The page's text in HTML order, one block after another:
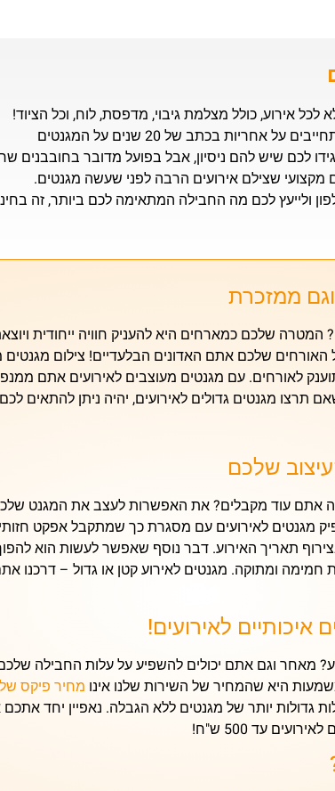
לכל אירוע, כולל מצלמת גיבוי, מדפסת, לוח, וכל הציוד!
על אחריות בכתב של 20 שנים על המגנטים
לכם שיש להם ניסיון, אבל בפועל מדובר בחובבנים
מקצועי שצילם אירועים הרבה לפני שעשה מגנטים.
ולייעץ לכם מה החבילה המתאימה לכם ביותר, זה
ממזכרת
המטרה שלכם כמארחים היא להעניק חוויה ייחודית
שלכם אתם האדונים הבלעדיים! צילום מגנטים
לאורחים. עם מגנטים מעוצבים לאירועים אתם
תרצו מגנטים גדולים לאירועים, יהיה ניתן להתאים
שלכם
אתם עוד מקבלים? את האפשרות לעצב את המגנט
מגנטים לאירועים עם מסגרת כך שמתקבל אפקט
תאריך האירוע. דבר נוסף שאפשר לעשות הוא
חמימה ומתוקה. מגנטים לאירוע קטן או גדול – דרכנו
איכותיים לאירועים!
מאחר וגם אתם יכולים להשפיע על עלות החבילה
היא שהמחיר של השירות שלנו אינו מחיר פיקס
גדולות יותר של מגנטים ללא הגבלה. נאפיין יחד
עד 500 ש"ח !